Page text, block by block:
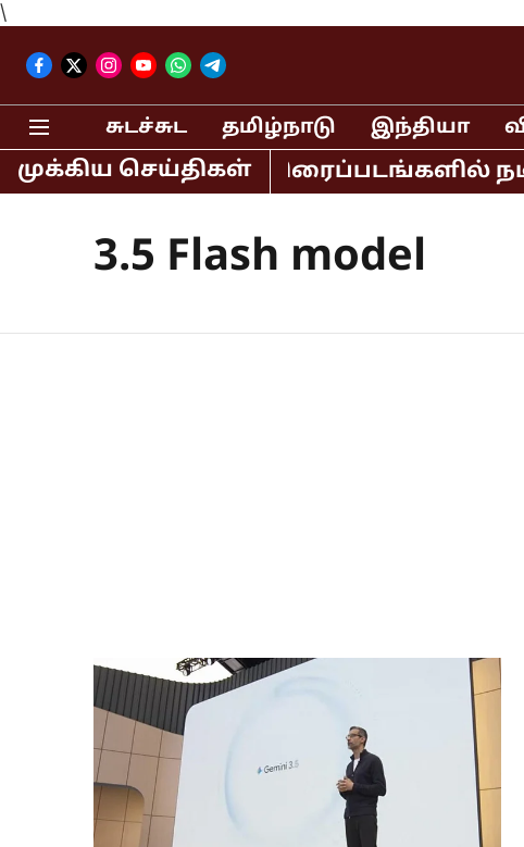
\
சுடச்சுட தமிழ்நாடு இந்தியா
முக்கிய செய்திகள்
லகான் உள்ளிட்ட திரைப்படங்களில்
3.5 Flash model